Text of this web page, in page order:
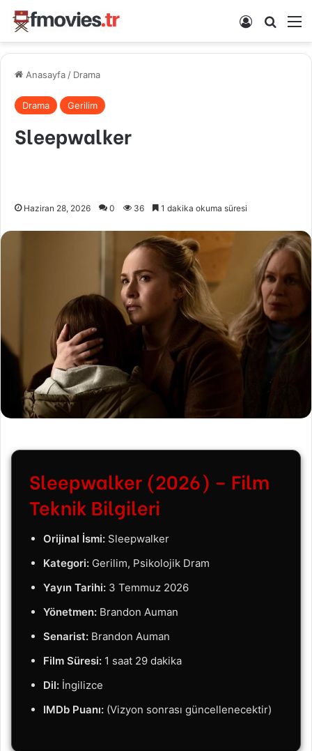
Kayıt Ol
Anasayfa / Drama
Drama Gerilim
Sleepwalker
Haziran 28, 2026 0 36 1 dakika okuma süresi
Sleepwalker (2026) – Film
Teknik Bilgileri
Orijinal İsmi: Sleepwalker
Kategori: Gerilim, Psikolojik Dram
Yayın Tarihi: 3 Temmuz 2026
Yönetmen: Brandon Auman
Senarist: Brandon Auman
Film Süresi: 1 saat 29 dakika
Dil: İngilizce
IMDb Puanı: (Vizyon sonrası güncellenecektir)